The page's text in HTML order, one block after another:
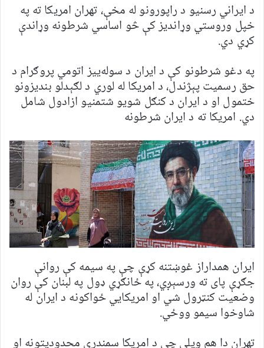
د ایراني رسنیو د راپورونو له مخې، تهران امریکا ته په
خپل وروستي وړاندیز کې څو اساسي شرطونه وړاندې
کړي دي.
په دغو شرطونو کې د ایران د سوله‌ییز اتومي پروګرام د
حق رسمیت پېژندل، د امریکا له لوري د لګېدلو بندیزونو
ختمول او د ایران د کنګل شویو شتمنیو ازادول شامل
دي. امریکا ته د ایران شرطونه
ایران همداراز غوښتنه کړې چې په سیمه کې روانې
جګړې پای ته ورسېږي، په ځانګړي ډول په لبنان کې روان
وضعیت کنټرول شي او امریکايي ځواکونه د ایران له
شاوخوا سیمو ووځي.
تهران دا هم ویلي چې د امریکا سمندري محدودیتونه او